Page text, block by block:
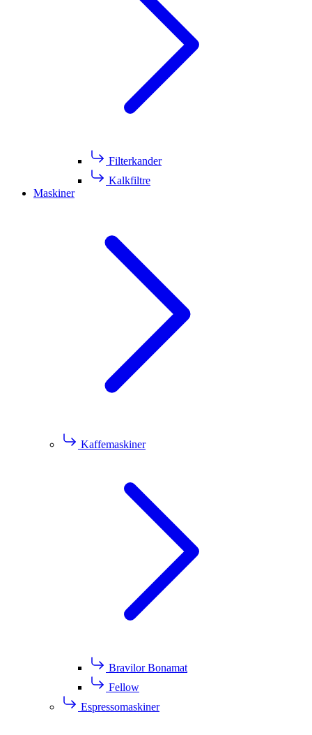
Filterkander
Kalkfiltre
Maskiner
Kaffemaskiner
Bravilor Bonamat
Fellow
Espressomaskiner